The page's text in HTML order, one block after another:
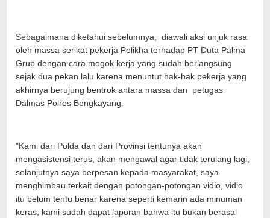
Sebagaimana diketahui sebelumnya, diawali aksi unjuk rasa
oleh massa serikat pekerja Pelikha terhadap PT Duta Palma
Grup dengan cara mogok kerja yang sudah berlangsung
sejak dua pekan lalu karena menuntut hak-hak pekerja yang
akhirnya berujung bentrok antara massa dan petugas
Dalmas Polres Bengkayang.
"Kami dari Polda dan dari Provinsi tentunya akan
mengasistensi terus, akan mengawal agar tidak terulang lagi,
selanjutnya saya berpesan kepada masyarakat, saya
menghimbau terkait dengan potongan-potongan vidio, vidio
itu belum tentu benar karena seperti kemarin ada minuman
keras, kami sudah dapat laporan bahwa itu bukan berasal